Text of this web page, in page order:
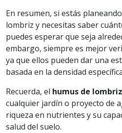
En resumen, si estás
lombriz y necesitas saber
puedes esperar que seja
embargo, siempre es mejor
ya que ellos pueden dar una
basada en la densidad
Recuerda, el humus de lombriz
cualquier jardín o proyecto de
riqueza en nutrientes y su
salud del suelo.